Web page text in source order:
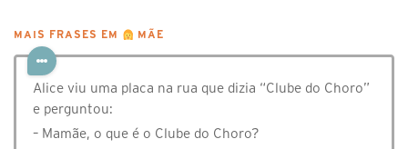
MAIS FRASES EM MÃE
Alice viu uma placa na rua que dizia “Clube do Choro”
e perguntou:
– Mamãe, o que é o Clube do Choro?